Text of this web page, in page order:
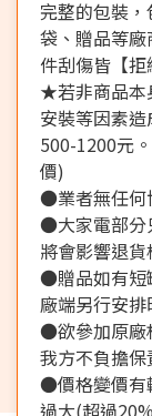
完整的包裝
袋、贈品等
件刮傷皆【拒
★若非商品本
安裝等因素
500-1200元
價)
●業者無任何
●大家電部分
將會影響退
●贈品如有短
廠端另行安
●欲參加原廠
我方不負擔保
●價格變價有
過大(超過